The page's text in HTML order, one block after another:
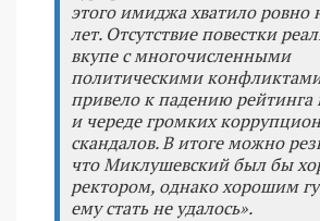
этого имиджа хватило ровно
лет. Отсутствие повестки
вкупе с многочисленными
политическими
привело к падению рейтинга
и череде громких
скандалов. В итоге можно
что Миклушевский был бы
ректором, однако хорошим
ему стать не удалось».